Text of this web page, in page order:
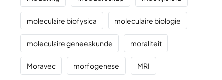
moleculaire biofysica moleculaire biologie
moleculaire geneeskunde moraliteit
Moravec morfogenese MRI